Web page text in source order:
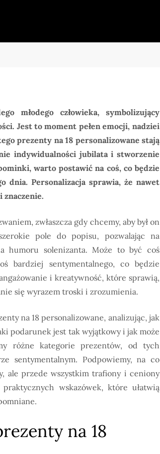
młodego człowieka, symbolizujący
Jest to moment pełen emocji, nadziei
prezenty na 18 personalizowane stają
indywidualności jubilata i stworzenie
warto postawić na coś, co będzie
dnia. Personalizacja sprawia, że nawet
zwłaszcza gdy chcemy, aby był on
pole do popisu, pozwalając na
humoru solenizanta. Może to być coś
bardziej sentymentalnego, co będzie
i kreatywność, które sprawią,
się wyrazem troski i zrozumienia.
na 18 personalizowane, analizując, jak
podarunek jest tak wyjątkowy i jak może
różne kategorie prezentów, od tych
sentymentalnym. Podpowiemy, na co
ale przede wszystkim trafiony i ceniony
wskazówek, które ułatwią
na 18